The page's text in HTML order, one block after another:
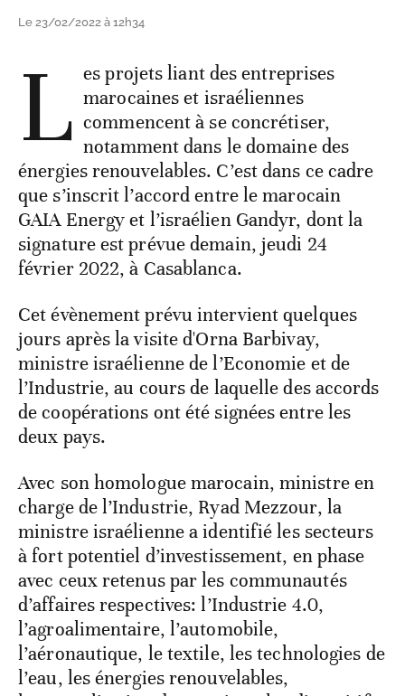
Le 23/02/2022 à 12h34
L es projets liant des entreprises
marocaines et israéliennes
commencent à se concrétiser,
notamment dans le domaine des
énergies renouvelables. C’est dans ce cadre
que s’inscrit l’accord entre le marocain
GAIA Energy et l’israélien Gandyr, dont la
signature est prévue demain, jeudi 24
février 2022, à Casablanca.
Cet évènement prévu intervient quelques
jours après la visite d'Orna Barbivay,
ministre israélienne de l’Economie et de
l’Industrie, au cours de laquelle des accords
de coopérations ont été signées entre les
deux pays.
Avec son homologue marocain, ministre en
charge de l’Industrie, Ryad Mezzour, la
ministre israélienne a identifié les secteurs
à fort potentiel d’investissement, en phase
avec ceux retenus par les communautés
d’affaires respectives: l’Industrie 4.0,
l’agroalimentaire, l’automobile,
l’aéronautique, le textile, les technologies de
l’eau, les énergies renouvelables,